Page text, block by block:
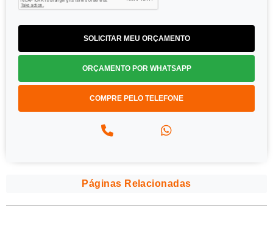
SOLICITAR MEU ORÇAMENTO
ORÇAMENTO POR WHATSAPP
COMPRE PELO TELEFONE
Páginas Relacionadas